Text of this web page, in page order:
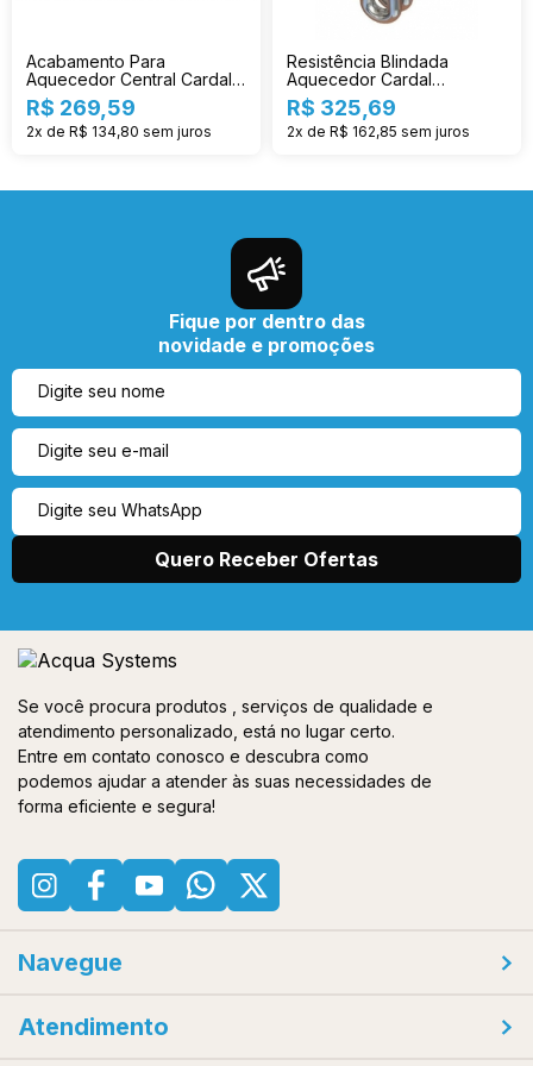
Acabamento Para
Aquecedor Central Cardal
Cr Ac214
R$ 269,59
2x de R$ 134,80 sem juros
Resistência Blindada
Aquecedor Cardal
Individual 3t Re-124/2
R$ 325,69
2x de R$ 162,85 sem juros
Fique por dentro das
novidade e promoções
Se você procura produtos , serviços de qualidade e
atendimento personalizado, está no lugar certo.
Entre em contato conosco e descubra como
podemos ajudar a atender às suas necessidades de
forma eficiente e segura!
Navegue
Atendimento